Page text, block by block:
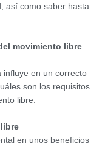
así como saber hasta
movimiento libre
influye en un correcto
son los requisitos
libre.
en unos beneficios